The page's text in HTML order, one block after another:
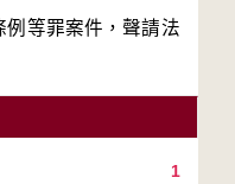
等罪案件，聲請法
1